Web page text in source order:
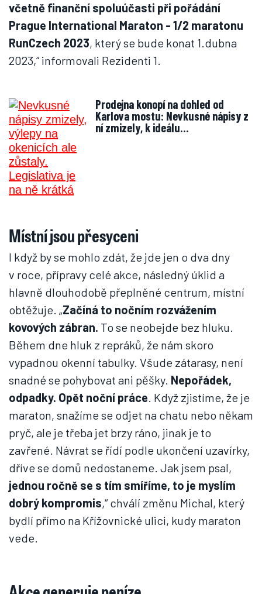
včetně finanční spoluúčasti při pořádání
Prague International Maraton - 1/2 maratonu
RunCzech 2023, který se bude konat 1.dubna
2023,“ informovali Rezidenti 1.
Prodejna konopí na dohled od
Karlova mostu: Nevkusné nápisy z
ní zmizely, k ideálu…
Místní jsou přesyceni
I když by se mohlo zdát, že jde jen o dva dny
v roce, přípravy celé akce, následný úklid a
hlavně dlouhodobě přeplněné centrum, místní
obtěžuje. „Začíná to nočním rozvážením
kovových zábran. To se neobejde bez hluku.
Během dne hluk z repráků, že nám skoro
vypadnou okenní tabulky. Všude zátarasy, není
snadné se pohybovat ani pěšky. Nepořádek,
odpadky. Opět noční práce. Když zjistíme, že je
maraton, snažíme se odjet na chatu nebo někam
pryč, ale je třeba jet brzy ráno, jinak je to
zavřené. Návrat se řídí podle ukončení uzavírky,
dříve se domů nedostaneme. Jak jsem psal,
jednou ročně se s tím smíříme, to je myslím
dobrý kompromis,“ chválí změnu Michal, který
bydlí přímo na Křížovnické ulici, kudy maraton
vede.